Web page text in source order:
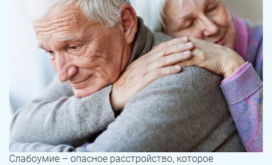
Слабоумие – опасное расстройство, которое